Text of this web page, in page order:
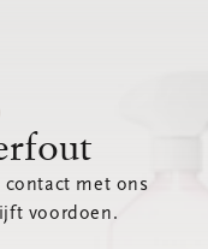
contact met ons
voordoen.